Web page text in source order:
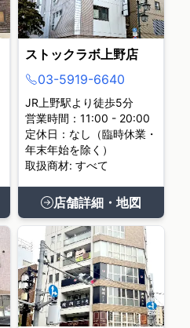
ストックラボ上野店
03-5919-6640
JR上野駅より徒歩5分
営業時間：11:00 - 20:00
定休日：なし（臨時休業・
年末年始を除く）
取扱商材: すべて
店舗詳細・地図